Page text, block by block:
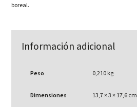
boreal.
Información adicional
Peso 0,210 kg
Dimensiones 13,7 × 3 × 17,6 cm